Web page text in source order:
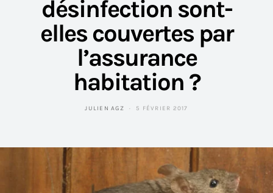
désinfection sont-
elles couvertes par
l’assurance
habitation ?
JULIEN AGZ 5 FÉVRIER 2017